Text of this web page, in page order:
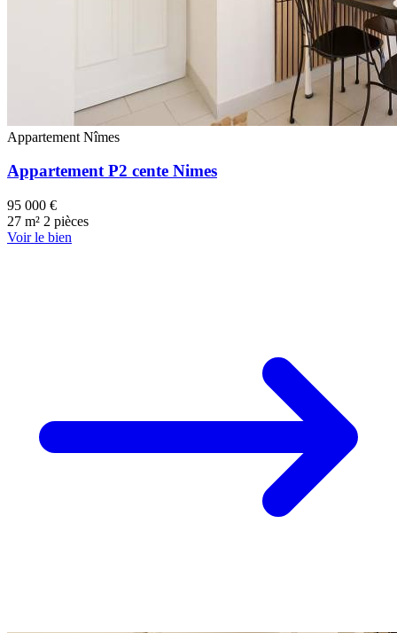
Appartement Nîmes
Appartement P2 cente Nimes
95 000 €
27 m² 2 pièces
Voir le bien